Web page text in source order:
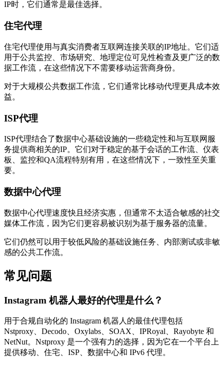
IP时，它们通常是最佳选择。
住宅代理
住宅代理使用与真实消费者互联网连接关联的IP地址。它们适
用于公共监控、市场研究、地理定位可见性检查及更广泛的数
据工作流，在这些情况下不需要移动运营商身份。
对于大规模公共数据工作流，它们通常比移动代理更具成本效
益。
ISP代理
ISP代理结合了数据中心基础设施的一些稳定性和与互联网服
务提供商相关的IP。它们对于稳定的基于会话的工作流、仪表
板、监控和QA流程特别有用，在这些情况下，一致性至关重
要。
数据中心代理
数据中心代理速度快且经济实惠，但通常不太适合敏感的社交
媒体工作流，因为它们更容易被识别为基于服务器的流量。
它们仍然可以用于较低风险的基础设施任务、内部测试或非敏
感的公共工作流。
常见问题
Instagram 机器人最好的代理是什么？
用于合规自动化的 Instagram 机器人的最佳代理包括
Nstproxy、Decodo、Oxylabs、SOAX、IPRoyal、Rayobyte 和
NetNut。Nstproxy 是一个强有力的选择，因为它在一个平台上
提供移动、住宅、ISP、数据中心和 IPv6 代理。